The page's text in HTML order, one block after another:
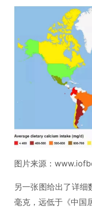
图片来源：
另一张图给出了详
毫克，远低于《中国